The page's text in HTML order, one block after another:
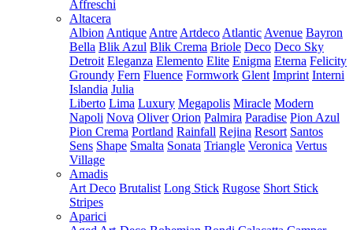
Affreschi
Altacera
Albion Antique Antre Artdeco Atlantic Avenue Bayron
Bella Blik Azul Blik Crema Briole Deco Deco Sky
Detroit Eleganza Elemento Elite Enigma Eterna Felicity
Groundy Fern Fluence Formwork Glent Imprint Interni
Islandia Julia
Liberto Lima Luxury Megapolis Miracle Modern
Napoli Nova Oliver Orion Palmira Paradise Pion Azul
Pion Crema Portland Rainfall Rejina Resort Santos
Sens Shape Smalta Sonata Triangle Veronica Vertus
Village
Amadis
Art Deco Brutalist Long Stick Rugose Short Stick
Stripes
Aparici